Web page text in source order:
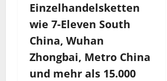
Einzelhandelsketten
wie 7-Eleven South
China, Wuhan
Zhongbai, Metro China
und mehr als 15.000